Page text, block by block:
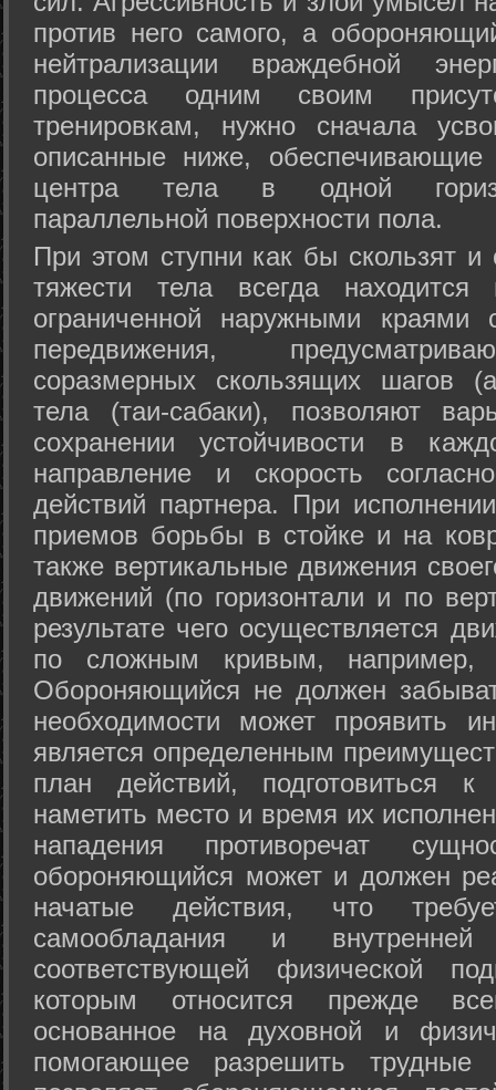
против него самого, а
нейтрализации враждебной
процесса одним своим
тренировкам, нужно сначала
описанные ниже, обеспечивающие
центра тела в одной
параллельной поверхности пола.
При этом ступни как бы скользят
тяжести тела всегда
ограниченной наружными краями
передвижения,
соразмерных скользящих шагов
тела (таи-сабаки), позволяют
сохранении устойчивости в
направление и скорость
действий партнера. При
приемов борьбы в стойке и на
также вертикальные движения
движений (по горизонтали и по
результате чего осуществляется
по сложным кривым, например,
Обороняющийся не должен
необходимости может проявить
является определенным
план действий, подготовиться
наметить место и время их
нападения противоречат
обороняющийся может и должен
начатые действия, что
самообладания и
соответствующей физической
которым относится прежде
основанное на духовной и
помогающее разрешить